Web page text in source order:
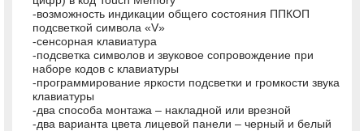
-возможность индикации общего состояния ППКОП
подсветкой символа «V»
-сенсорная клавиатура
-подсветка символов и звуковое сопровождение при
наборе кодов с клавиатуры
-программирование яркости подсветки и громкости звука
клавиатуры
-два способа монтажа – накладной или врезной
-два варианта цвета лицевой панели – черный и белый